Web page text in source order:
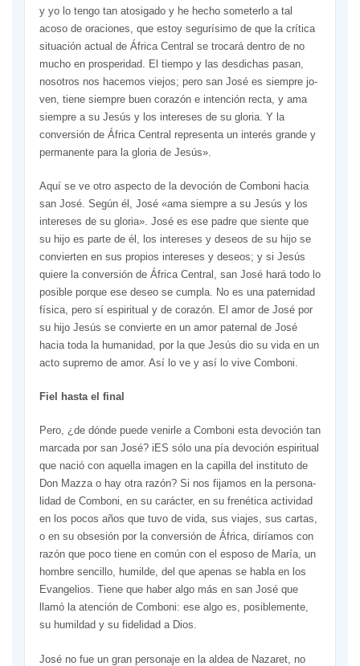
y yo lo tengo tan atosigado y he hecho some­terlo a tal
acoso de oraciones, que estoy segurísimo de que la crítica
situación actual de África Central se trocará dentro de no
mucho en prosperidad. El tiempo y las desdi­chas pasan,
nosotros nos hacemos viejos; pero san José es siempre jo­
ven, tiene siempre buen corazón e intención recta, y ama
siempre a su Jesús y los intereses de su gloria. Y la
conversión de África Central re­presenta un interés grande y
per­manente para la gloria de Jesús».
Aquí se ve otro aspecto de la de­voción de Comboni hacia
san José. Según él, José «ama siempre a su Je­sús y los
intereses de su gloria». José es ese padre que siente que
su hijo es parte de él, los intereses y deseos de su hijo se
convierten en sus pro­pios intereses y deseos; y si Jesús
quiere la conversión de África Cen­tral, san José hará todo lo
posible porque ese deseo se cumpla. No es una paternidad
física, pero sí espi­ritual y de corazón. El amor de José por
su hijo Jesús se convierte en un amor paternal de José
hacia toda la humanidad, por la que Jesús dio su vida en un
acto supremo de amor. Así lo ve y así lo vive Comboni.
Fiel hasta el final
Pero, ¿de dónde puede venirle a Comboni esta devoción tan
mar­cada por san José? iES sólo una pía devoción espiritual
que nació con aquella imagen en la capilla del instituto de
Don Mazza o hay otra razón? Si nos fijamos en la persona­
lidad de Comboni, en su carácter, en su frenética actividad
en los pocos años que tuvo de vida, sus via­jes, sus cartas,
o en su obsesión por la conversión de África, diríamos con
razón que poco tiene en común con el esposo de María, un
hombre sencillo, humilde, del que apenas se habla en los
Evangelios. Tiene que haber algo más en san José que
llamó la atención de Comboni: ese algo es, posiblemente,
su humildad y su fidelidad a Dios.
José no fue un gran personaje en la aldea de Nazaret, no